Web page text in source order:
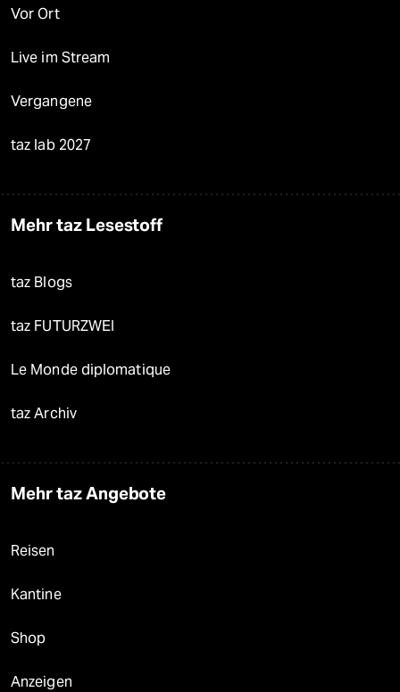
Vor Ort
Live im Stream
Vergangene
taz lab 2027
Mehr taz Lesestoff
taz Blogs
taz FUTURZWEI
Le Monde diplomatique
taz Archiv
Mehr taz Angebote
Reisen
Kantine
Shop
Anzeigen